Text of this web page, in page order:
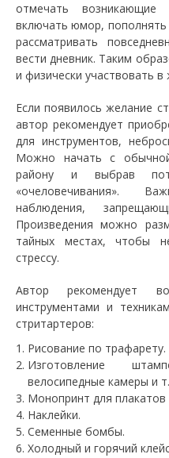
отмечать
включать юмор,
рассматривать
вести дневник. Таким
и физически участвовать
Если появилось желание
автор рекомендует
для инструментов,
Можно начать с
району и выбрав
«очеловечивания».
наблюдения,
Произведения можно
тайных местах, чтобы
стрессу.
Автор рекомендует
инструментами и
стритартеров:
Рисование по трафарету.
Изготовление
велосипедные камеры и
Монопринт для плакатов
Наклейки.
Семенные бомбы.
Холодный и горячий